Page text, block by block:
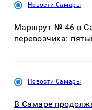
Новости Самары
Маршрут № 46 в
перевозчика:
Новости Самары
В Самаре